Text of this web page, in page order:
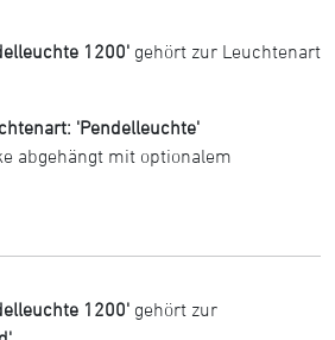
1200' gehört zur Leuchtenart
'Pendelleuchte'
abgehängt mit optionalem
1200' gehört zur